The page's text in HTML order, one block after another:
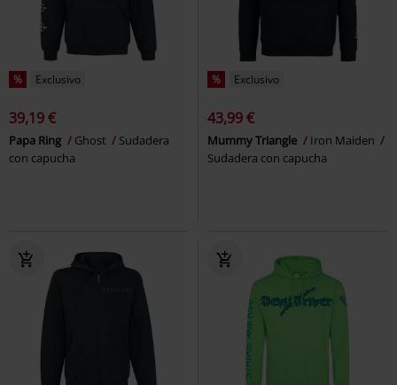
% Exclusivo
39,19 €
Papa Ring Ghost
Sudadera
con capucha
% Exclusivo
43,99 €
Mummy Triangle
Iron Maiden
Sudadera con capucha